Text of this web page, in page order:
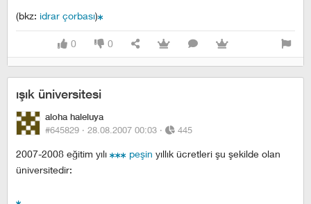
(bkz: idrar çorbası)
0 0
ışık üniversitesi
aloha haleluya
#645829 · 28.08.2007 00:03 · 445
2007-2008 eğitim yılı peşin yıllık ücretleri şu şekilde olan
üniversitedir: